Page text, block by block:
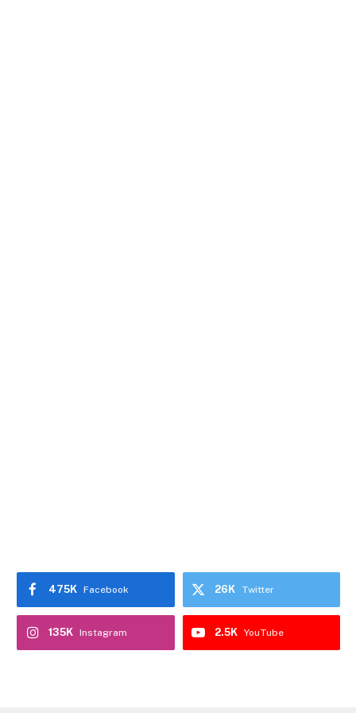
Facebook
475K Twitter
26K
Instagram
135K YouTube
2.5K